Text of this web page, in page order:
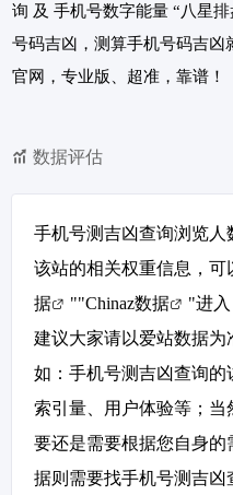
询 及 手机号数字能量 “八星
号码吉凶，测算手机号码吉凶
官网，专业版、超准，靠谱！
数据评估
手机号测吉凶查询浏览人
该站的相关权重信息，可
据
""Chinaz数据
"进入
建议大家请以爱站数据
如：手机号测吉凶查询的
索引量、用户体验等；
要还是需要根据您自身
据则需要找手机号测吉